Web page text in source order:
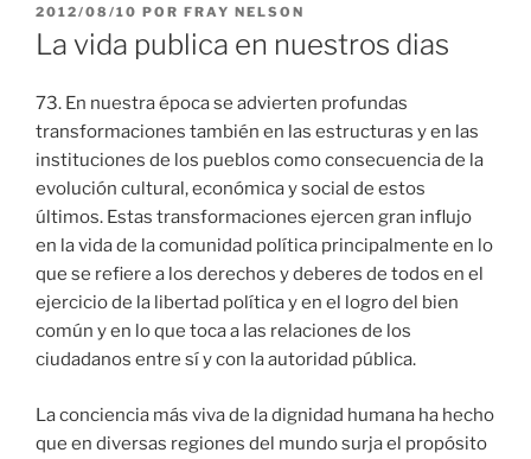
PUBLICADO
EL
2012/08/10 POR FRAY NELSON
La vida publica en nuestros dias
73. En nuestra época se advierten profundas
transformaciones también en las estructuras y en las
instituciones de los pueblos como consecuencia de la
evolución cultural, económica y social de estos
últimos. Estas transformaciones ejercen gran influjo
en la vida de la comunidad política principalmente en lo
que se refiere a los derechos y deberes de todos en el
ejercicio de la libertad política y en el logro del bien
común y en lo que toca a las relaciones de los
ciudadanos entre sí y con la autoridad pública.
La conciencia más viva de la dignidad humana ha hecho
que en diversas regiones del mundo surja el propósito